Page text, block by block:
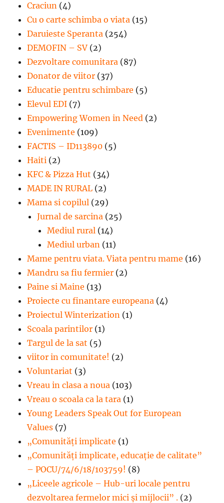
Craciun (4)
Cu o carte schimba o viata (15)
Daruieste Speranta (254)
DEMOFIN – SV (2)
Dezvoltare comunitara (87)
Donator de viitor (37)
Educatie pentru schimbare (5)
Elevul EDI (7)
Empowering Women in Need (2)
Evenimente (109)
FACTIS – ID113890 (5)
Haiti (2)
KFC & Pizza Hut (34)
MADE IN RURAL (2)
Mama si copilul (29)
Jurnal de sarcina (25)
Mediul rural (14)
Mediul urban (11)
Mame pentru viata. Viata pentru mame (16)
Mandru sa fiu fermier (2)
Paine si Maine (13)
Proiecte cu finantare europeana (4)
Proiectul Winterization (1)
Scoala parintilor (1)
Targul de la sat (5)
viitor in comunitate! (2)
Voluntariat (3)
Vreau in clasa a noua (103)
Vreau o scoala ca la tara (1)
Young Leaders Speak Out for European
Values (7)
„Comunități implicate (1)
„Comunități implicate, educație de calitate”
– POCU/74/6/18/103759! (8)
„Liceele agricole – Hub-uri locale pentru
dezvoltarea fermelor mici şi mijlocii” . (2)